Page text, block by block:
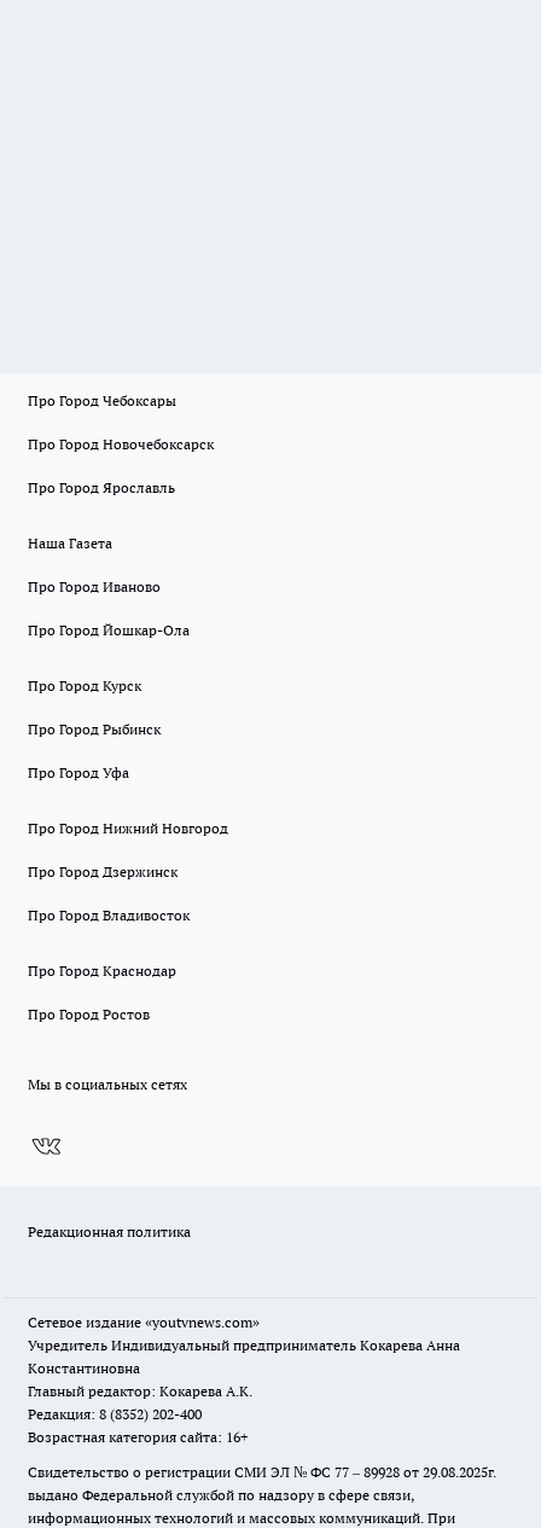
Про Город Чебоксары
Про Город Новочебоксарск
Про Город Ярославль
Наша Газета
Про Город Иваново
Про Город Йошкар-Ола
Про Город Курск
Про Город Рыбинск
Про Город Уфа
Про Город Нижний Новгород
Про Город Дзержинск
Про Город Владивосток
Про Город Краснодар
Про Город Ростов
Мы в социальных сетях
Редакционная политика
Сетевое издание «youtvnews.com»
Учредитель Индивидуальный предприниматель Кокарева Анна
Константиновна
Главный редактор: Кокарева А.К.
Редакция: 8 (8352) 202-400
Возрастная категория сайта: 16+
Свидетельство о регистрации СМИ ЭЛ № ФС 77 – 89928 от 29.08.2025г.
выдано Федеральной службой по надзору в сфере связи,
информационных технологий и массовых коммуникаций. При